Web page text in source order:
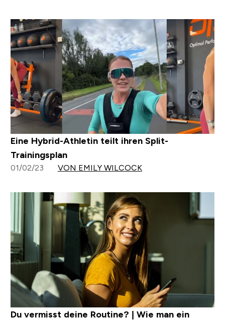
Eine Hybrid-Athletin teilt ihren Split-
Trainingsplan
01/02/23 VON EMILY WILCOCK
Du vermisst deine Routine? | Wie man ein